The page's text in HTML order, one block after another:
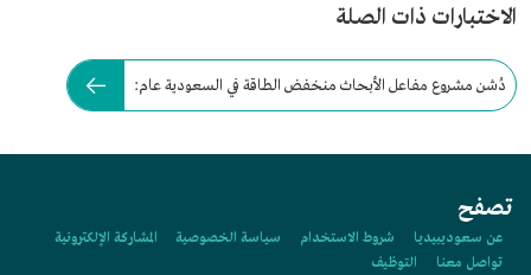
الاختبارات ذات الصلة
دُشن مشروع مفاعل الأبحاث منخفض الطاقة في السعودية عام:
تصفح
عن سعوديبيديا شروط الاستخدام سياسة الخصوصية
المشاركة الإلكترونية
تواصل معنا
التوظيف